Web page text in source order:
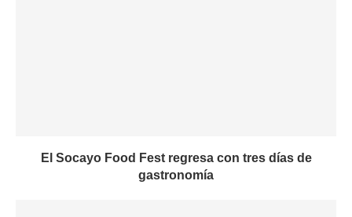
El Socayo Food Fest regresa con tres días de
gastronomía